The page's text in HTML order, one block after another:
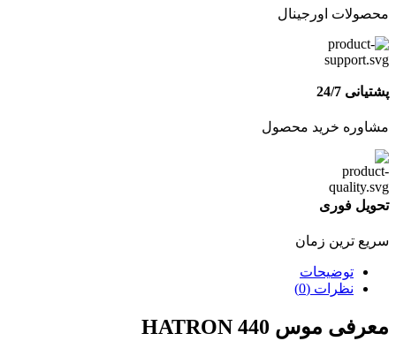
محصولات اورجینال
پشتیانی 24/7
مشاوره خرید محصول
تحویل فوری
سریع ترین زمان
توضیحات
نظرات (0)
معرفی موس HATRON 440